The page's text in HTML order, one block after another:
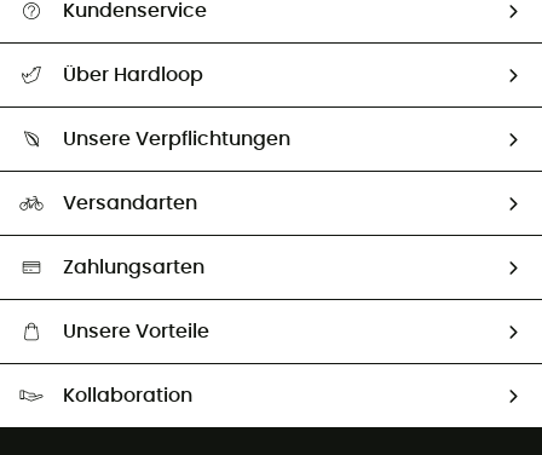
Kundenservice
Größentabelle
Vertrag widerrufen
Über Hardloop
Unsere Botschafter
Unsere Verpflichtungen
Auswahl an nachhaltigen Produkten
Versandarten
Zahlungsarten
Unsere Vorteile
Kollaboration